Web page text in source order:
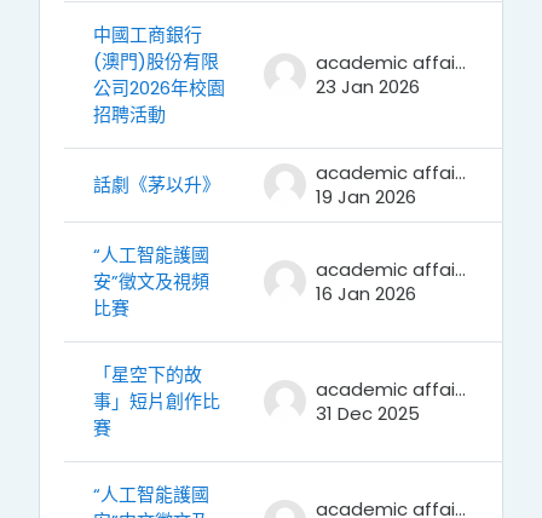
中國工商銀行
(澳門)股份有限
公司2026年校園
招聘活動
academic affairs
23 Jan 2026
話劇《茅以升》
academic affairs
19 Jan 2026
“人工智能護國
安”徵文及視頻
比賽
academic affairs
16 Jan 2026
「星空下的故
事」短片創作比
賽
academic affairs
31 Dec 2025
“人工智能護國
academic affairs